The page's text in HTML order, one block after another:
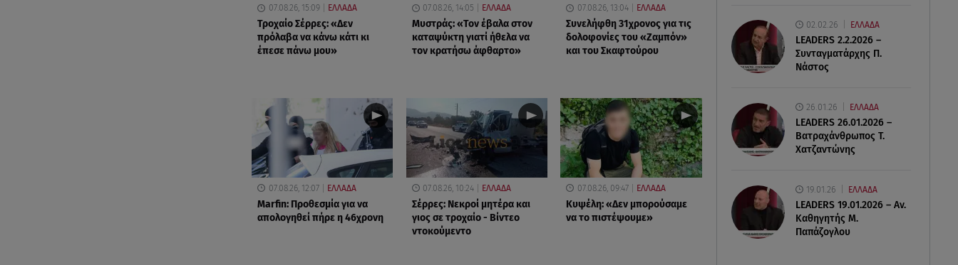
02.02.26 ΕΛΛΑΔΑ
LEADERS 2.2.2026 –
Συνταγματάρχης Π.
Νάστος
26.01.26 ΕΛΛΑΔΑ
LEADERS 26.01.2026 –
Βατραχάνθρωπος Τ.
Χατζαντώνης
19.01.26 ΕΛΛΑΔΑ
LEADERS 19.01.2026 – Αν.
Καθηγητής Μ.
Παπάζογλου
07.08.26, 15:09 ΕΛΛΑΔΑ
Τροχαίο Σέρρες: «Δεν
πρόλαβα να κάνω κάτι κι
έπεσε πάνω μου»
07.08.26, 14:05 ΕΛΛΑΔΑ
Μυστράς: «Τον έβαλα στον
καταψύκτη γιατί ήθελα να
τον κρατήσω άφθαρτο»
07.08.26, 13:04 ΕΛΛΑΔΑ
Συνελήφθη 31χρονος για τις
δολοφονίες του «Ζαμπόν»
και του Σκαφτούρου
07.08.26, 12:07 ΕΛΛΑΔΑ
Marfin: Προθεσμία για να
απολογηθεί πήρε η 46χρονη
07.08.26, 10:24 ΕΛΛΑΔΑ
Σέρρες: Νεκροί μητέρα και
γιος σε τροχαίο - Βίντεο
ντοκούμεντο
07.08.26, 09:47 ΕΛΛΑΔΑ
Κυψέλη: «Δεν μπορούσαμε
να το πιστέψουμε»